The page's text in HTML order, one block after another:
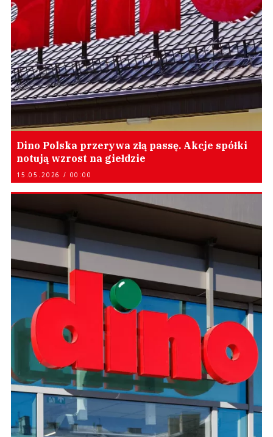
Dino Polska przerywa złą passę. Akcje spółki
notują wzrost na giełdzie
15.05.2026 / 00:00